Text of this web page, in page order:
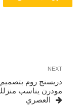
Next
NEXT
دريسنج روم بتصميم
مودرن يناسب
العصري